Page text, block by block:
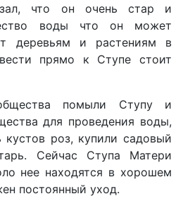
что он очень стар и
воды что он может
деревьям и растениям в
прямо к Ступе стоит
помыли Ступу и
для проведения воды,
кустов роз, купили садовый
Сейчас Ступа Матери
нее находятся в хорошем
постоянный уход.